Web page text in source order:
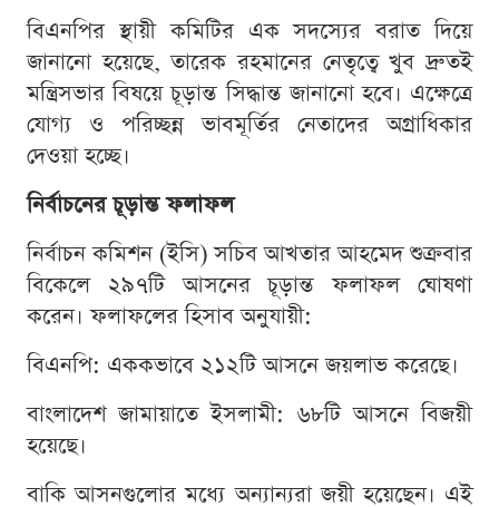
বিএনপির স্থায়ী কমিটির এক সদস্যের বরাত দিয়ে
জানানো হয়েছে, তারেক রহমানের নেতৃত্বে খুব দ্রুতই
মন্ত্রিসভার বিষয়ে চূড়ান্ত সিদ্ধান্ত জানানো হবে। এক্ষেত্রে
যোগ্য ও পরিচ্ছন্ন ভাবমূর্তির নেতাদের অগ্রাধিকার
দেওয়া হচ্ছে।
নির্বাচনের চূড়ান্ত ফলাফল
নির্বাচন কমিশন (ইসি) সচিব আখতার আহমেদ শুক্রবার
বিকেলে ২৯৭টি আসনের চূড়ান্ত ফলাফল ঘোষণা
করেন। ফলাফলের হিসাব অনুযায়ী:
বিএনপি: এককভাবে ২১২টি আসনে জয়লাভ করেছে।
বাংলাদেশ জামায়াতে ইসলামী: ৬৮টি আসনে বিজয়ী
হয়েছে।
বাকি আসনগুলোর মধ্যে অন্যান্যরা জয়ী হয়েছেন। এই